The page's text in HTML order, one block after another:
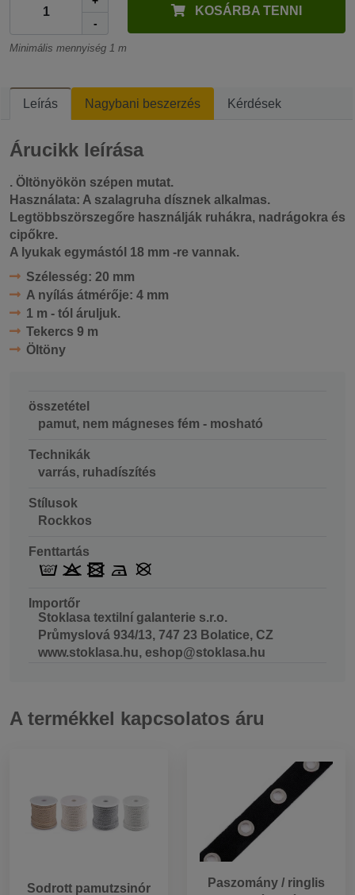
-
KOSÁRBA TENNI
Minimális mennyiség 1 m
Leírás Nagybani beszerzés Kérdések
Árucikk leírása
. Öltönyökön szépen mutat.
Használata: A szalagruha dísznek alkalmas.
Legtöbbszörszegőre használják ruhákra, nadrágokra és
cipőkre.
A lyukak egymástól 18 mm -re vannak.
Szélesség: 20 mm
A nyílás átmérője: 4 mm
1 m - tól áruljuk.
Tekercs 9 m
Öltöny
összetétel
pamut, nem mágneses fém - mosható
Technikák
varrás, ruhadíszítés
Stílusok
Rockkos
Fenttartás
Importőr
Stoklasa textilní galanterie s.r.o.
Průmyslová 934/13, 747 23 Bolatice, CZ
www.stoklasa.hu, eshop@stoklasa.hu
A termékkel kapcsolatos áru
Sodrott pamutzsinór
Paszomány / ringlis